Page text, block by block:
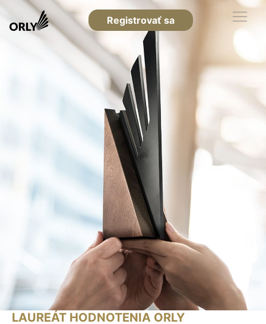
Registrovať sa
LAUREÁT HODNOTENIA ORLY